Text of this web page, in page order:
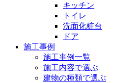
キッチン
トイレ
洗面化粧台
ドア
施工事例
施工事例一覧
施工内容で選ぶ
建物の種類で選ぶ